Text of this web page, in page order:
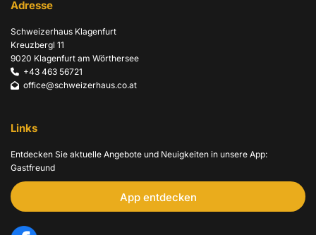
Adresse
Schweizerhaus Klagenfurt
Kreuzbergl 11
9020 Klagenfurt am Wörthersee
 +43 463 56721
 office@schweizerhaus.co.at
Links
Entdecken Sie aktuelle Angebote und Neuigkeiten in unsere App:
Gastfreund
App entdecken